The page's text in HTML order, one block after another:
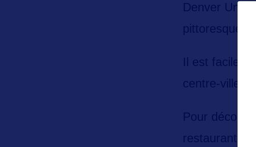
Denver
pittoresque…
Il est facile
centre-ville)
Pour
restaurants